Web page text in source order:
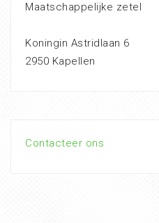
Maatschappelijke zetel
Koningin Astridlaan 6
2950 Kapellen
Contacteer ons